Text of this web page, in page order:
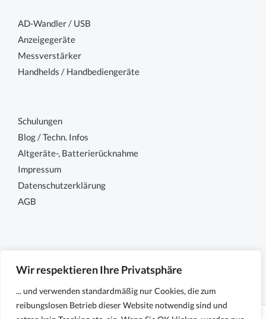
Wir respektieren Ihre Privatsphäre
... und verwenden standardmäßig nur Cookies, die zum
reibungslosen Betrieb dieser Website notwendig sind und
AD-Wandler / USB
Anzeigegeräte
Messverstärker
Handhelds / Handbediengeräte
Schulungen
Blog / Techn. Infos
Altgeräte-, Batterierücknahme
Impressum
Datenschutzerklärung
AGB